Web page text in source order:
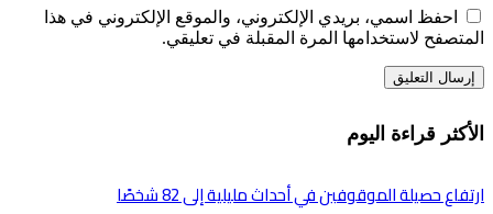
احفظ اسمي، بريدي الإلكتروني، والموقع الإلكتروني في هذا
المتصفح لاستخدامها المرة المقبلة في تعليقي.
الأكثر قراءة اليوم
ارتفاع حصيلة الموقوفين في أحداث مليلية إلى 82 شخصًا